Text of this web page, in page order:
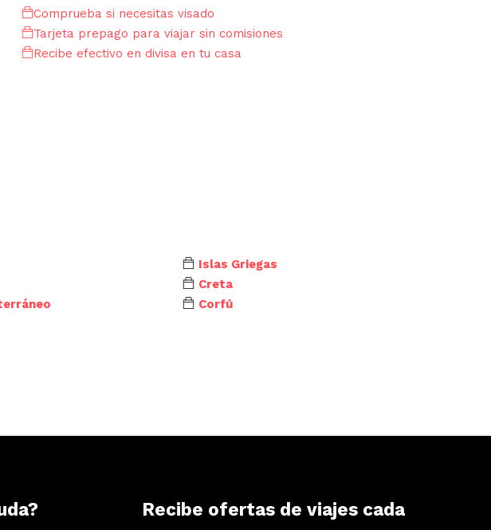
Comprueba si necesitas visado
Tarjeta prepago para viajar sin comisiones
Recibe efectivo en divisa en tu casa
Islas Griegas
Creta
Corfú
Recibe ofertas de viajes cada